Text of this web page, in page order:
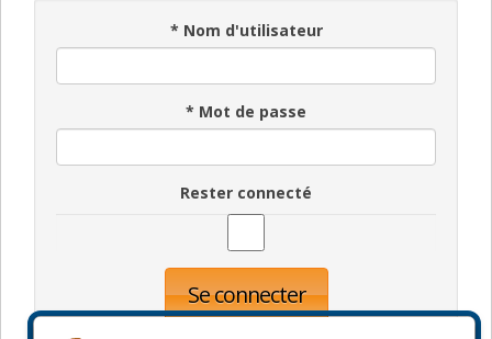
* Nom d'utilisateur
* Mot de passe
Rester connecté
Se connecter